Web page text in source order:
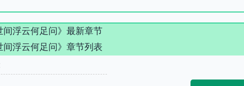
间浮云何足问》最新章节
间浮云何足问》章节列表